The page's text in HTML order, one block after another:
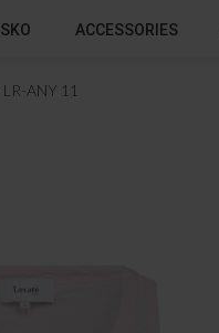
SKO ACCESSORIES
LR-ANY 11